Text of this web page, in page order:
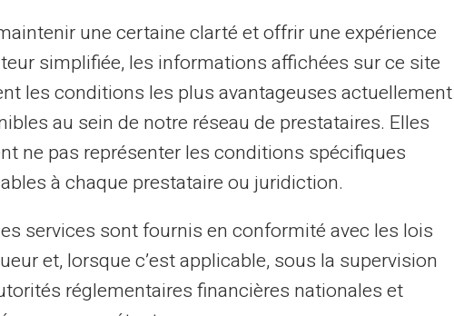
besoins personnels
les semestres avec un budget limité,
revenus intermittents, ou même une
mensuels, la carte Veritas est
la carte selon ses propres besoins
peut varier, garantissant ainsi que les
toujours exactement à vos plans
une certaine clarté et offrir une expérience
simplifiée, les informations affichées sur ce site
les conditions les plus avantageuses actuellement
au sein de notre réseau de prestataires. Elles
ne pas représenter les conditions spécifiques
à chaque prestataire ou juridiction.
services sont fournis en conformité avec les lois
et, lorsque c’est applicable, sous la supervision
réglementaires financières nationales et